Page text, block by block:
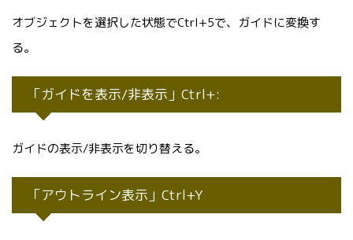
オブジェクトを選択した状態でCtrl+5で、ガイドに変換す
る。
「ガイドを表示/非表示」Ctrl+:
ガイドの表示/非表示を切り替える。
「アウトライン表示」Ctrl+Y